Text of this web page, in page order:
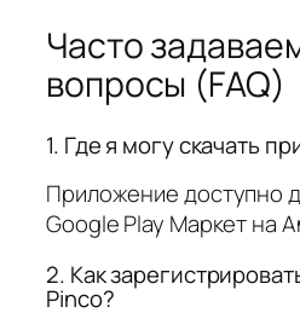
Часто
вопросы (FAQ)
1. Где я могу скачать
Приложение доступно
Google Play Маркет на
2. Как
Pinco?